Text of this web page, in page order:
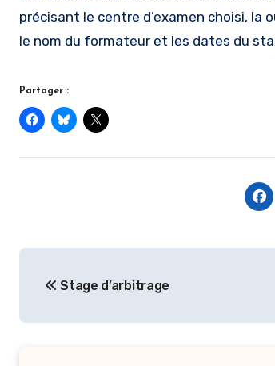
précisant le centre d’examen choisi, la
le nom du formateur et les dates du
Partager :
de
l’article
Stage d’arbitrage